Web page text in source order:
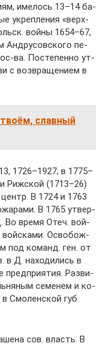
име­лось 13–14 ба­
ук­ре­п­ле­ния «верх­
вой­ны 1654–67,
Ан­д­ру­сов­ско­го пе­
ва. По­сте­пен­но ут­
с воз­вра­ще­ни­ем в
славный
1726–1927; в 1775–
Риж­ской (1713–26)
В 1724 и 1763
В 1765 ут­вер­
Bo вре­мя Отеч. вой­
вой­ска­ми. Ос­во­бо­ж­
под ко­манд. ген. от
в Д. на­хо­ди­лись в
пред­при­ятия. Раз­ви­
се­ме­нем и ко­
Смо­лен­ской губ.
сов. власть. В